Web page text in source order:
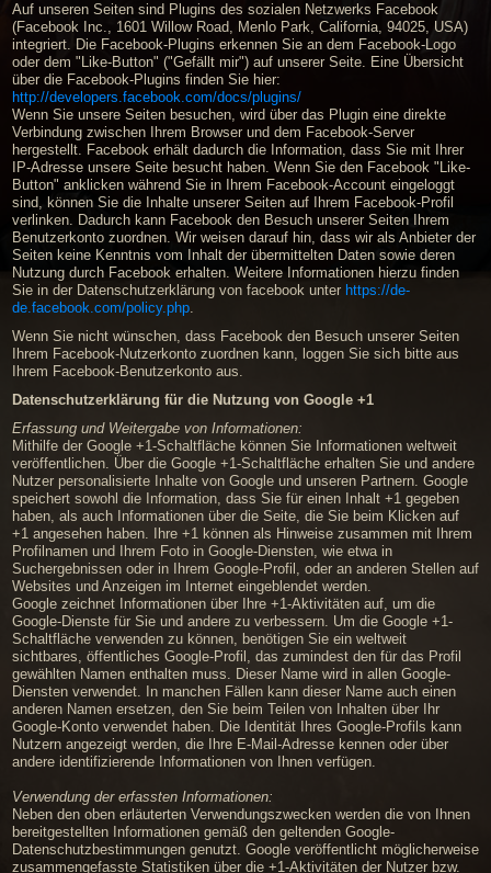
Auf unseren Seiten sind Plugins des sozialen Netzwerks Facebook
(Facebook Inc., 1601 Willow Road, Menlo Park, California, 94025, USA)
integriert. Die Facebook-Plugins erkennen Sie an dem Facebook-Logo
oder dem "Like-Button" ("Gefällt mir") auf unserer Seite. Eine Übersicht
über die Facebook-Plugins finden Sie hier:
http://developers.facebook.com/docs/plugins/
Wenn Sie unsere Seiten besuchen, wird über das Plugin eine direkte
Verbindung zwischen Ihrem Browser und dem Facebook-Server
hergestellt. Facebook erhält dadurch die Information, dass Sie mit Ihrer
IP-Adresse unsere Seite besucht haben. Wenn Sie den Facebook "Like-
Button" anklicken während Sie in Ihrem Facebook-Account eingeloggt
sind, können Sie die Inhalte unserer Seiten auf Ihrem Facebook-Profil
verlinken. Dadurch kann Facebook den Besuch unserer Seiten Ihrem
Benutzerkonto zuordnen. Wir weisen darauf hin, dass wir als Anbieter der
Seiten keine Kenntnis vom Inhalt der übermittelten Daten sowie deren
Nutzung durch Facebook erhalten. Weitere Informationen hierzu finden
Sie in der Datenschutzerklärung von facebook unter https://de-
de.facebook.com/policy.php.
Wenn Sie nicht wünschen, dass Facebook den Besuch unserer Seiten
Ihrem Facebook-Nutzerkonto zuordnen kann, loggen Sie sich bitte aus
Ihrem Facebook-Benutzerkonto aus.
Datenschutzerklärung für die Nutzung von Google +1
Erfassung und Weitergabe von Informationen:
Mithilfe der Google +1-Schaltfläche können Sie Informationen weltweit
veröffentlichen. Über die Google +1-Schaltfläche erhalten Sie und andere
Nutzer personalisierte Inhalte von Google und unseren Partnern. Google
speichert sowohl die Information, dass Sie für einen Inhalt +1 gegeben
haben, als auch Informationen über die Seite, die Sie beim Klicken auf
+1 angesehen haben. Ihre +1 können als Hinweise zusammen mit Ihrem
Profilnamen und Ihrem Foto in Google-Diensten, wie etwa in
Suchergebnissen oder in Ihrem Google-Profil, oder an anderen Stellen auf
Websites und Anzeigen im Internet eingeblendet werden.
Google zeichnet Informationen über Ihre +1-Aktivitäten auf, um die
Google-Dienste für Sie und andere zu verbessern. Um die Google +1-
Schaltfläche verwenden zu können, benötigen Sie ein weltweit
sichtbares, öffentliches Google-Profil, das zumindest den für das Profil
gewählten Namen enthalten muss. Dieser Name wird in allen Google-
Diensten verwendet. In manchen Fällen kann dieser Name auch einen
anderen Namen ersetzen, den Sie beim Teilen von Inhalten über Ihr
Google-Konto verwendet haben. Die Identität Ihres Google-Profils kann
Nutzern angezeigt werden, die Ihre E-Mail-Adresse kennen oder über
andere identifizierende Informationen von Ihnen verfügen.
Verwendung der erfassten Informationen:
Neben den oben erläuterten Verwendungszwecken werden die von Ihnen
bereitgestellten Informationen gemäß den geltenden Google-
Datenschutzbestimmungen genutzt. Google veröffentlicht möglicherweise
zusammengefasste Statistiken über die +1-Aktivitäten der Nutzer bzw.